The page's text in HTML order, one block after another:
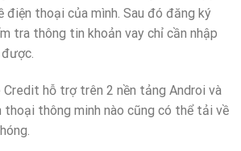
điện thoại của mình. Sau đó đăng ký
tra thông tin khoản vay chỉ cần nhập
Credit hỗ trợ trên 2 nền tảng Androi và
thoại thông minh nào cũng có thể tải về